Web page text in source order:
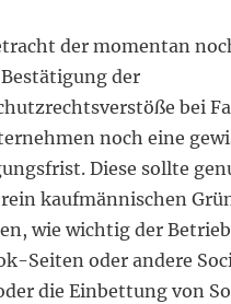
der momentan
der
bei
noch eine
Diese sollte
kaufmännischen
wie wichtig der
Seiten oder andere
die Einbettung von